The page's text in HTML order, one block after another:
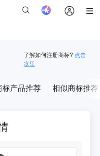
了解如何注册商标? 点击
这里
标产品推荐 相似商标推荐